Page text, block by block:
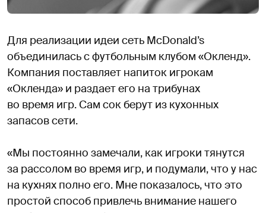
Для реализации идеи сеть McDonald’s
объединилась с футбольным клубом «Окленд».
Компания поставляет напиток игрокам
«Окленда» и раздает его на трибунах
во время игр. Сам сок берут из кухонных
запасов сети.
«Мы постоянно замечали, как игроки тянутся
за рассолом во время игр, и подумали, что у нас
на кухнях полно его. Мне показалось, что это
простой способ привлечь внимание нашего